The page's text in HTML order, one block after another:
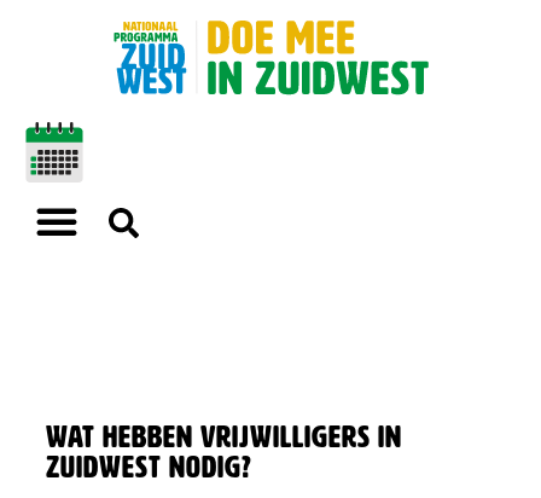
Wat hebben vrijwilligers in
Zuidwest nodig?